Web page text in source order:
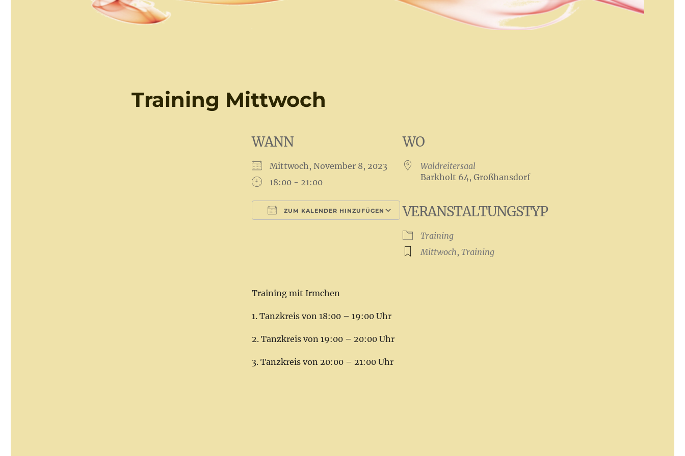
Training Mittwoch
WANN
Mittwoch, November 8, 2023
18:00 - 21:00
ZUM KALENDER HINZUFÜGEN
Outlook Live
WO
Waldreitersaal
Barkholt 64, Großhansdorf
VERANSTALTUNGSTYP
Training
Mittwoch,Training
Training mit Irmchen
1. Tanzkreis von 18:00 – 19:00 Uhr
2. Tanzkreis von 19:00 – 20:00 Uhr
3. Tanzkreis von 20:00 – 21:00 Uhr